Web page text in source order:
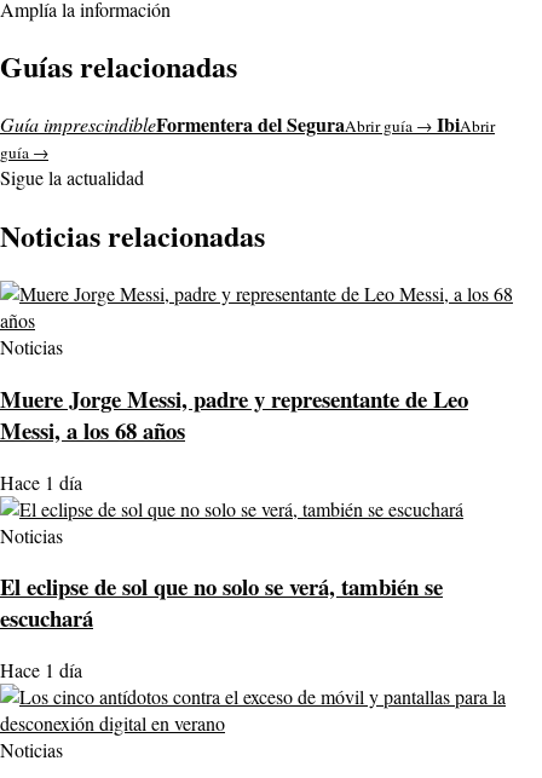
Amplía la información
Guías relacionadas
Guía imprescindibleFormentera del SeguraAbrir guía → IbiAbrir
guía →
Sigue la actualidad
Noticias relacionadas
Noticias
Muere Jorge Messi, padre y representante de Leo
Messi, a los 68 años
Hace 1 día
Noticias
El eclipse de sol que no solo se verá, también se
escuchará
Hace 1 día
Noticias